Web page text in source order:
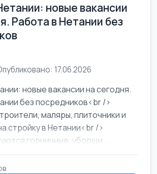
новые вакансии
Работа в Нетании без
17.06.2026
новые вакансии на сегодня.
без посредников<br />
маляры, плиточники и
стройку в Нетании<br />
горничные, уборщи...